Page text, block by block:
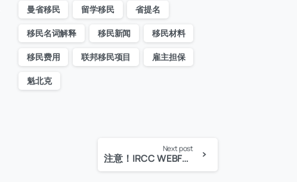
曼省移民 留学移民 省提名
移民名词解释 移民新闻 移民材料
移民费用 联邦移民项目 雇主担保
魁北克
Next post
注意！IRCC WEBFORM将不再受理PR确认信(COPR)已过期的持有人